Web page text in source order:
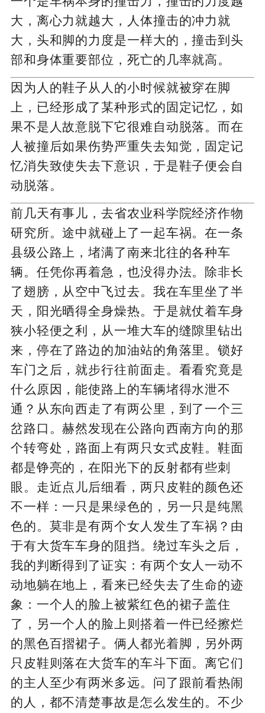
大，离心力就越大，人体撞击的冲力就
大，头和脚的力度是一样大的，撞击到头
部和身体重要部位，死亡的几率就高。
因为人的鞋子从人的小时候就被穿在脚
上，已经形成了某种形式的固定记忆，如
果不是人故意脱下它很难自动脱落。而在
人被撞后如果伤势严重失去知觉，固定记
忆消失致使失去下意识，于是鞋子便会自
动脱落。
前几天有事儿，去省农业科学院经济作物
研究所。途中就碰上了一起车祸。在一条
县级公路上，堵满了南来北往的各种车
辆。任凭你再着急，也没得办法。除非长
了翅膀，从空中飞过去。我在车里坐了半
天，阳光晒得全身燥热。于是就仗着车身
狭小轻便之利，从一堆大车的缝隙里钻出
来，停在了路边的加油站的角落里。锁好
车门之后，就步行往前面走。看看究竟是
什么原因，能使路上的车辆堵得水泄不
通？从东向西走了有两公里，到了一个三
岔路口。赫然发现在公路向西南方向的那
个转弯处，路面上有两只女式皮鞋。鞋面
都是铮亮的，在阳光下的反射都有些刺
眼。走近点儿后细看，两只皮鞋的颜色还
不一样：一只是果绿色的，另一只是纯黑
色的。莫非是有两个女人发生了车祸？由
于有大货车车身的阻挡。绕过车头之后，
我的判断得到了证实：有两个女人一动不
动地躺在地上，看来已经失去了生命的迹
象：一个人的脸上被紫红色的裙子盖住
了，另一个人的脸上则搭着一件已经擦烂
的黑色百摺裙子。俩人都光着脚，另外两
只皮鞋则落在大货车的车斗下面。离它们
的主人至少有两米多远。问了跟前看热闹
的人，都不清楚事故是怎么发生的。不少